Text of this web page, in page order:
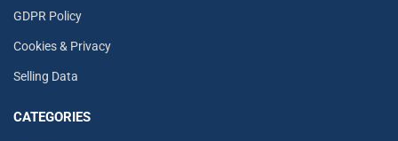
GDPR Policy
Cookies & Privacy
Selling Data
CATEGORIES